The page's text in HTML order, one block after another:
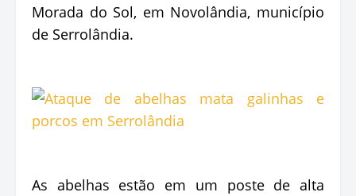
Morada do Sol, em Novolândia, município
de Serrolândia.
As abelhas estão em um poste de alta